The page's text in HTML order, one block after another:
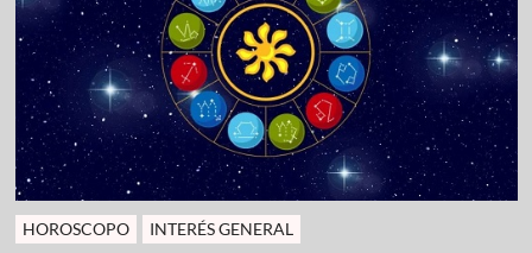
HOROSCOPO INTERÉS GENERAL